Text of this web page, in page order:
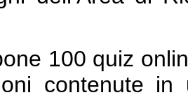
100 quiz
contenute